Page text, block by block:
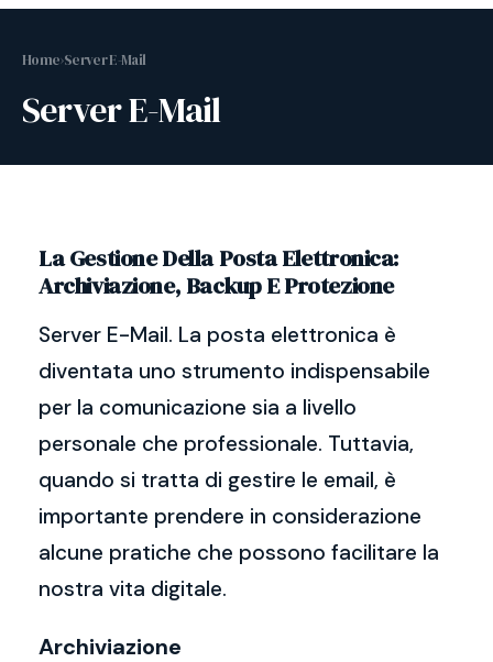
Home›Server E-Mail
Server E-Mail
La Gestione Della Posta Elettronica:
Archiviazione, Backup E Protezione
Server E-Mail. La posta elettronica è
diventata uno strumento indispensabile
per la comunicazione sia a livello
personale che professionale. Tuttavia,
quando si tratta di gestire le email, è
importante prendere in considerazione
alcune pratiche che possono facilitare la
nostra vita digitale.
Archiviazione